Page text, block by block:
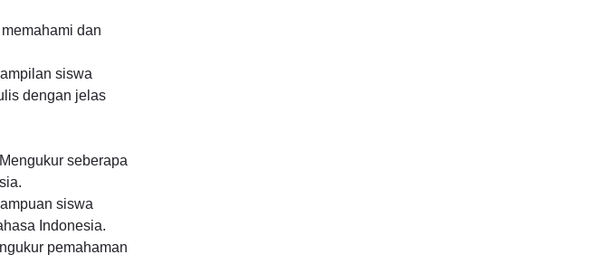
dan
siswa
dengan jelas
seberapa
siswa
Indonesia.
pemahaman